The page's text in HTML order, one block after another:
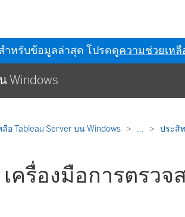
ำหรับข้อมูลล่าสุด โปรดดูความช่วยเหลื
Windows
อ Tableau Server บน Windows ... ประสิ
เครื่องมือการตรว